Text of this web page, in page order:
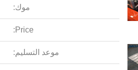
موك:
Price:
موعد التسليم: